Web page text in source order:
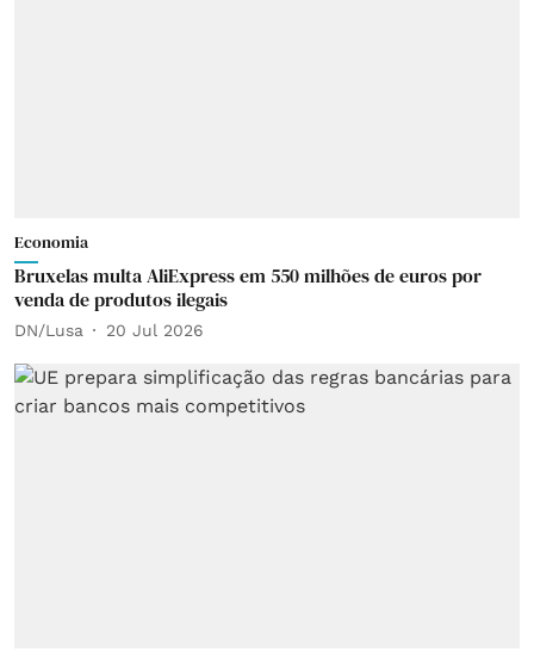
Economia
Bruxelas multa AliExpress em 550 milhões de euros por
venda de produtos ilegais
DN/Lusa 20 Jul 2026